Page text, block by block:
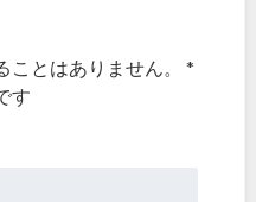
とはありません。
*
す